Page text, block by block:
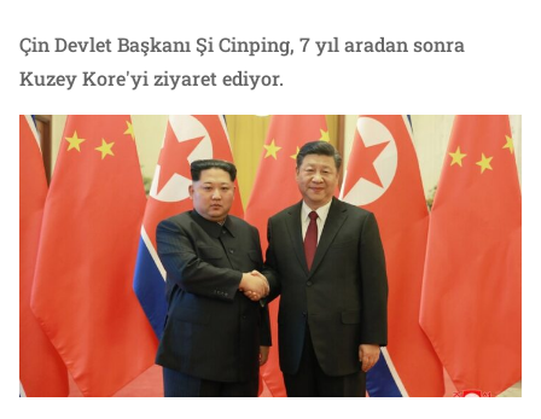
Çin Devlet Başkanı Şi Cinping, 7 yıl aradan sonra
Kuzey Kore'yi ziyaret ediyor.